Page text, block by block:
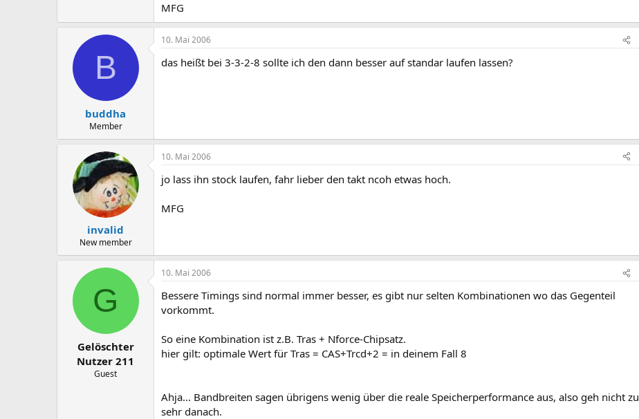
MFG
B
buddha
Member
10. Mai 2006
das heißt bei 3-3-2-8 sollte ich den dann besser auf standar laufen lassen?
invalid
New member
10. Mai 2006
jo lass ihn stock laufen, fahr lieber den takt ncoh etwas hoch.
MFG
G
Gelöschter
Nutzer 211
Guest
10. Mai 2006
Bessere Timings sind normal immer besser, es gibt nur selten Kombinationen wo das Gegenteil
vorkommt.
So eine Kombination ist z.B. Tras + Nforce-Chipsatz.
hier gilt: optimale Wert für Tras = CAS+Trcd+2 = in deinem Fall 8
Ahja... Bandbreiten sagen übrigens wenig über die reale Speicherperformance aus, also geh nicht zu
sehr danach.